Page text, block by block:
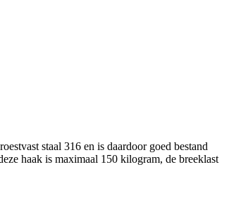
staal 316 en is daardoor goed bestand
haak is maximaal 150 kilogram, de breeklast